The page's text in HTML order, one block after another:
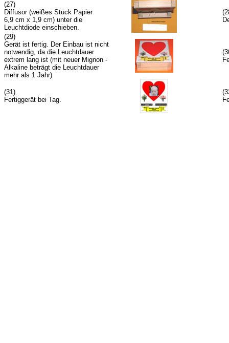
(27)
Diffusor (weißes Stück Papier
6,9 cm x 1,9 cm) unter die
Leuchtdiode einschieben.
(29)
Gerät ist fertig. Der Einbau ist nicht
notwendig, da die Leuchtdauer
extrem lang ist (mit neuer Mignon -
Alkaline beträgt die Leuchtdauer
mehr als 1 Jahr)
(31)
Fertiggerät bei Tag.